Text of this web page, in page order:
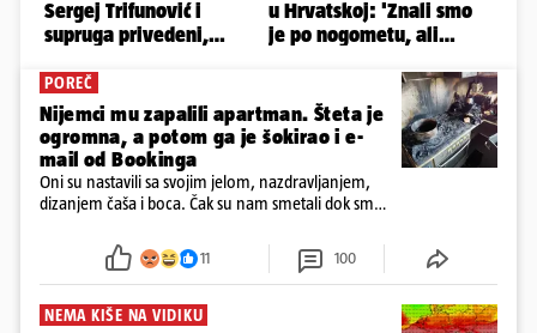
POREČ
Nijemci mu zapalili apartman. Šteta je
ogromna, a potom ga je šokirao i e-
mail od Bookinga
Oni su nastavili sa svojim jelom, nazdravljanjem,
dizanjem čaša i boca. Čak su nam smetali dok smo
požar, rekao je vlasnik
11 100
NEMA KIŠE NA VIDIKU